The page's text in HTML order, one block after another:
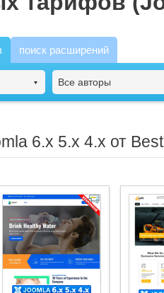
поиск расширений
Все авторы
6.x 5.x 4.x от